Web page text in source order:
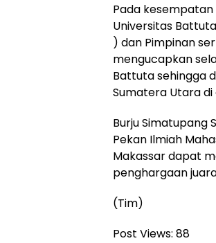
Pada kesempatan
Universitas
) dan Pimpinan
mengucapkan
Battuta sehingga
Sumatera Utara
Burju Simatupang
Pekan Ilmiah
Makassar dapat
penghargaan
(Tim)
Post Views: 88